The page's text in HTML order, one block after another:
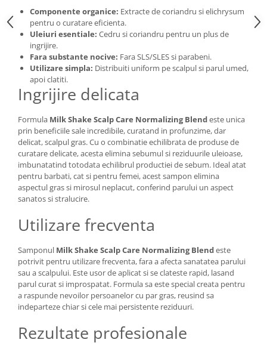
Componente organice: Extracte de coriandru si elichrysum
pentru o curatare eficienta.
Uleiuri esentiale: Cedru si coriandru pentru un plus de
ingrijire.
Fara substante nocive: Fara SLS/SLES si parabeni.
Utilizare simpla: Distribuiti uniform pe scalpul si parul umed,
apoi clatiti.
Ingrijire delicata
Formula Milk Shake Scalp Care Normalizing Blendeste unica
prin beneficiile sale incredibile, curatand in profunzime, dar
delicat, scalpul gras. Cu o combinatie echilibrata de produse de
curatare delicate, acesta elimina sebumul si reziduurile uleioase,
imbunatatind totodata echilibrul productiei de sebum. Ideal atat
pentru barbati, cat si pentru femei, acest sampon elimina
aspectul gras si mirosul neplacut, conferind parului un aspect
sanatos si stralucire.
Utilizare frecventa
Samponul Milk Shake Scalp Care Normalizing Blendeste
potrivit pentru utilizare frecventa, fara a afecta sanatatea parului
sau a scalpului. Este usor de aplicat si se clateste rapid, lasand
parul curat si improspatat. Formula sa este special creata pentru
a raspunde nevoilor persoanelor cu par gras, reusind sa
indeparteze chiar si cele mai persistente reziduuri.
Rezultate profesionale